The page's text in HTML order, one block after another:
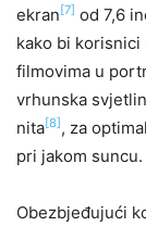
ekran [7] od 7,6
kako bi
filmovima u
vrhunska
nita[8] , za
pri jakom suncu.
Obezbjeđujući